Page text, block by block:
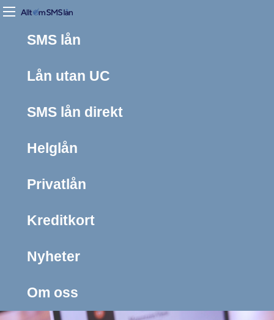
SMS lån
Lån utan UC
SMS lån direkt
Helglån
Privatlån
Kreditkort
Nyheter
Om oss